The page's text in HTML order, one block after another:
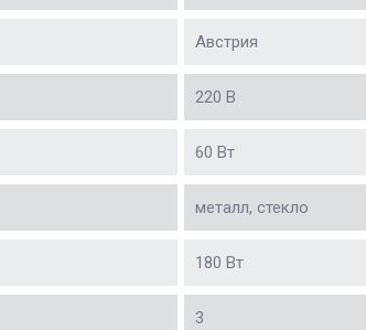
Австрия
220 В
60 Вт
металл, стекло
180 Вт
3